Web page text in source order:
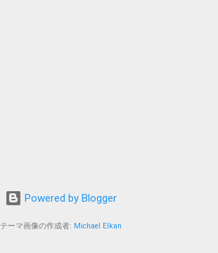
Powered by Blogger
テーマ画像の作成者: Michael Elkan